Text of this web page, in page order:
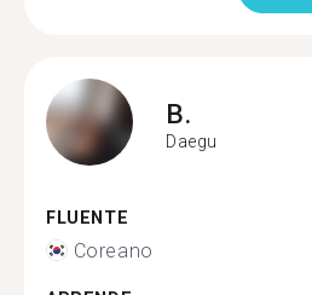
B.
Daegu
FLUENTE
Coreano